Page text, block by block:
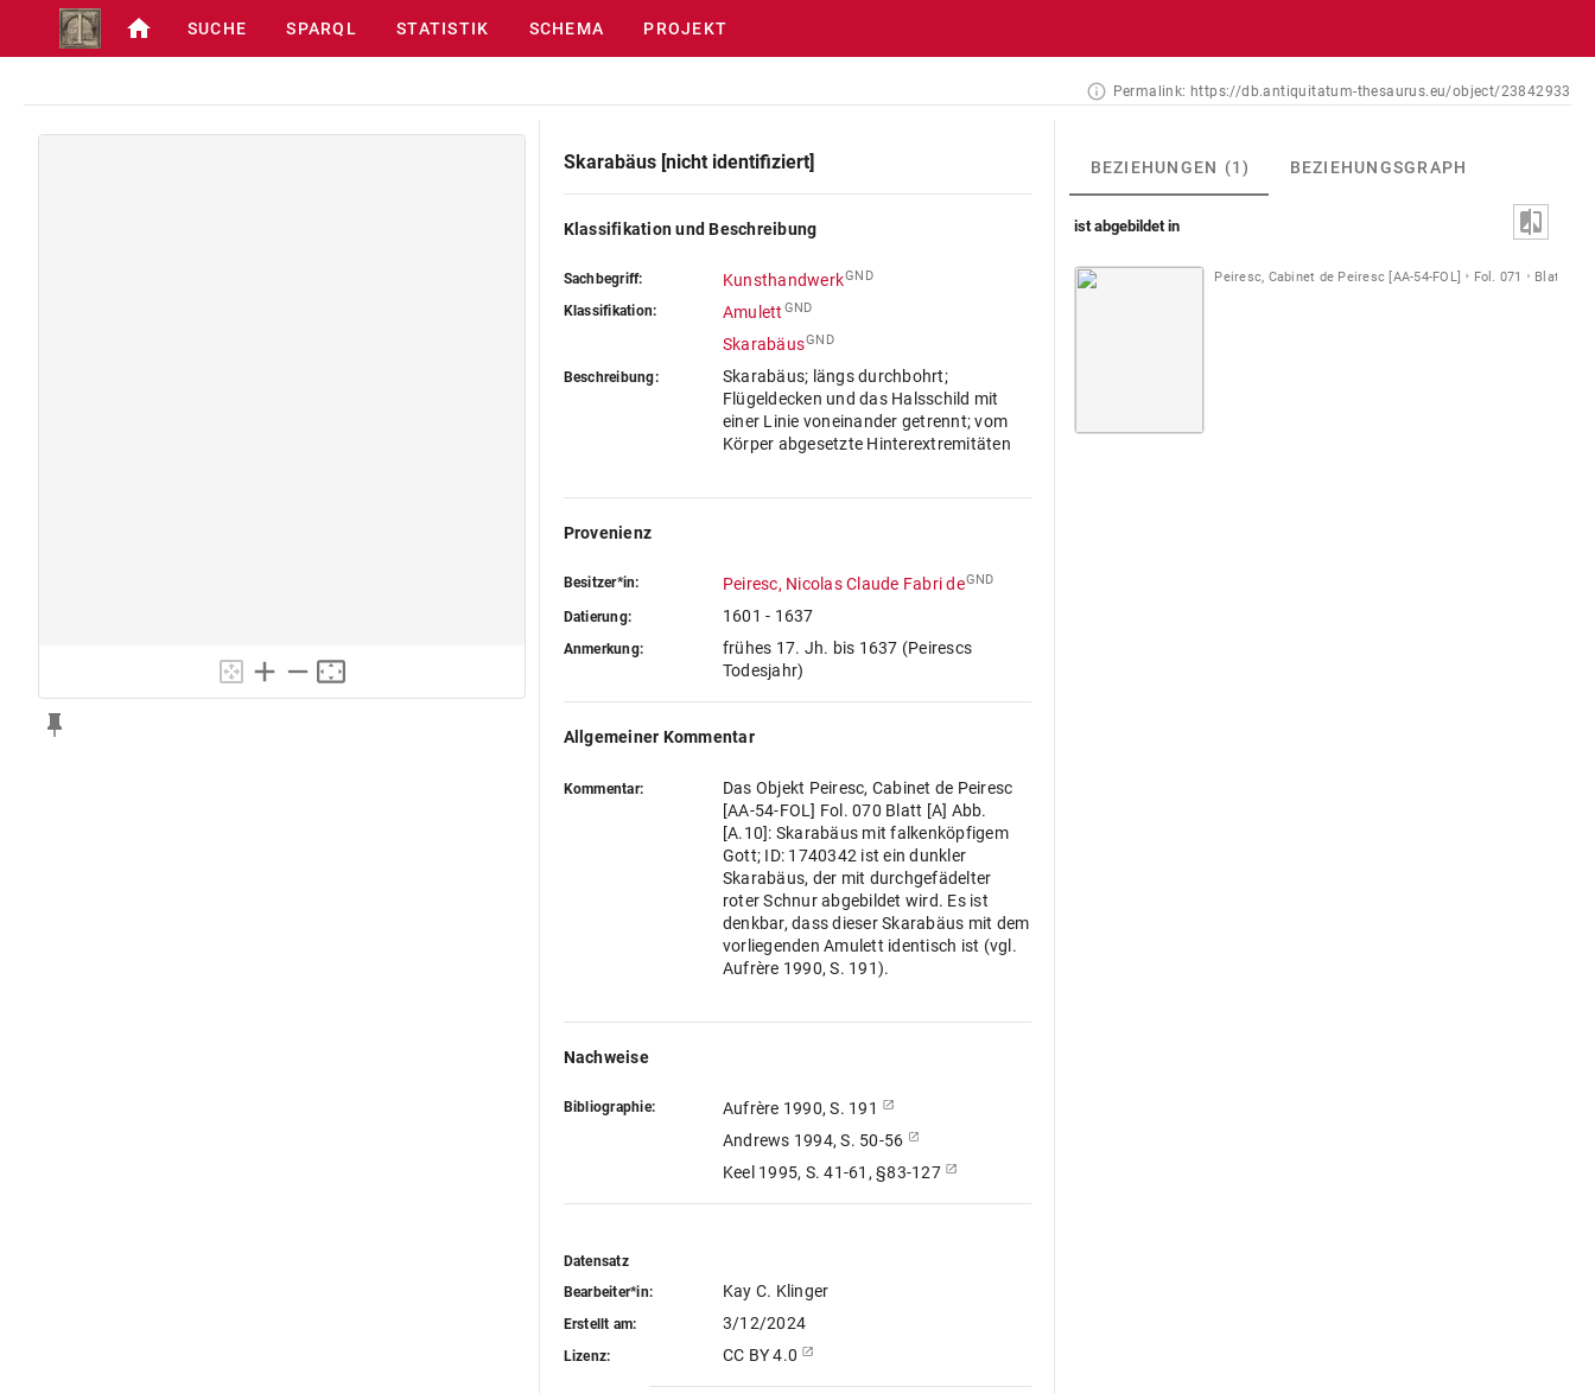
SUCHE SPARQL STATISTIK SCHEMA PROJEKT
Permalink: https://db.antiquitatum-thesaurus.eu/object/23842933
Skarabäus [nicht identifiziert]
Klassifikation und Beschreibung
Sachbegriff: KunsthandwerkGND
Klassifikation: Amulett GND
SkarabäusGND
Beschreibung:
Skarabäus; längs durchbohrt;
Flügeldecken und das Halsschild mit
einer Linie voneinander getrennt; vom
Körper abgesetzte Hinterextremitäten
Provenienz
Besitzer*in: Peiresc, Nicolas Claude Fabri deGND
Datierung: 1601 - 1637
Anmerkung:
frühes 17. Jh. bis 1637 (Peirescs
Todesjahr)
Allgemeiner Kommentar
Kommentar:
Das Objekt Peiresc, Cabinet de Peiresc
[AA-54-FOL] Fol. 070 Blatt [A] Abb.
[A.10]: Skarabäus mit falkenköpfigem
Gott; ID: 1740342 ist ein dunkler
Skarabäus, der mit durchgefädelter
roter Schnur abgebildet wird. Es ist
denkbar, dass dieser Skarabäus mit dem
vorliegenden Amulett identisch ist (vgl.
Aufrère 1990, S. 191).
Nachweise
Bibliographie:
Aufrère 1990, S. 191
Andrews 1994, S. 50-56
Keel 1995, S. 41-61, §83-127
Datensatz
Bearbeiter*in:
Kay C. Klinger
Erstellt am: 3/12/2024
Lizenz: CC BY 4.0
BEZIEHUNGEN (1) BEZIEHUNGSGRAPH
ist abgebildet in
Peiresc, Cabinet de Peiresc [AA-54-FOL] Fol. 071 Blatt [A]